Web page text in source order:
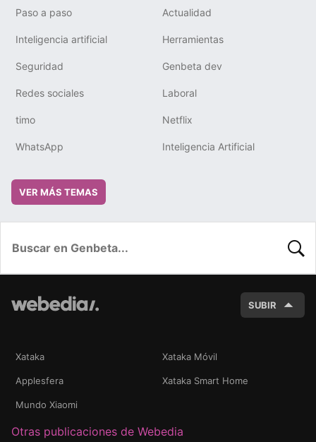
Paso a paso Actualidad
Inteligencia artificial Herramientas
Seguridad Genbeta dev
Redes sociales Laboral
timo Netflix
WhatsApp Inteligencia Artificial
VER MÁS TEMAS
SUBIR
Xataka Xataka Móvil
Applesfera Xataka Smart Home
Mundo Xiaomi
Otras publicaciones de Webedia